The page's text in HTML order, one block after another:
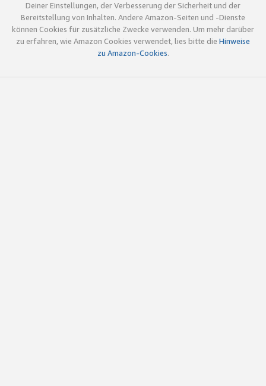
Deiner Einstellungen, der Verbesserung der Sicherheit und der
Bereitstellung von Inhalten. Andere Amazon-Seiten und -Dienste
können Cookies für zusätzliche Zwecke verwenden. Um mehr darüber
zu erfahren, wie Amazon Cookies verwendet, lies bitte die Hinweise
zu Amazon-Cookies.